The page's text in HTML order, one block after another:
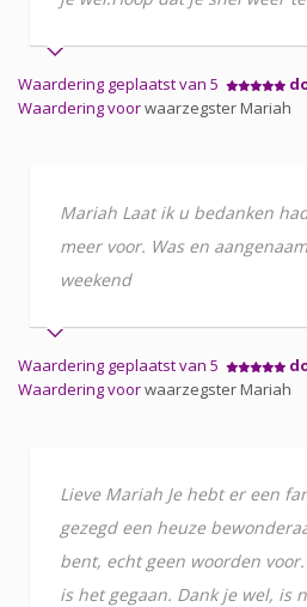
Waardering geplaatst van 5
Waardering voorwaarzegster Mariah
Mariah Laat ik u bedanken
meer voor. Was en
weekend
Waardering geplaatst van 5
Waardering voorwaarzegster Mariah
Lieve Mariah Je hebt er een
gezegd een heuze
bent, echt geen woorden
is het gegaan. Dank je wel, is